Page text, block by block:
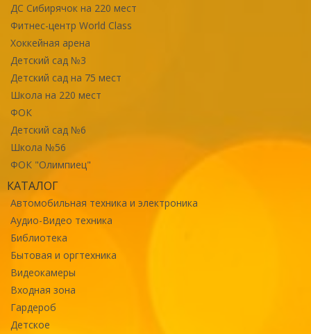
ДС Сибирячок на 220 мест
Фитнес-центр World Class
Хоккейная арена
Детский сад №3
Детский сад на 75 мест
Школа на 220 мест
ФОК
Детский сад №6
Школа №56
ФОК "Олимпиец"
КАТАЛОГ
Автомобильная техника и электроника
Аудио-Видео техника
Библиотека
Бытовая и оргтехника
Видеокамеры
Входная зона
Гардероб
Детское